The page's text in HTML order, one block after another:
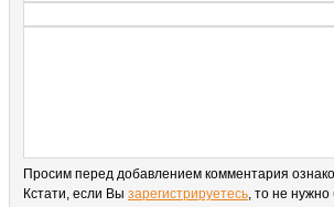
Просим перед добавлением комментария
Кстати, если Вы зарегистрируетесь, то не